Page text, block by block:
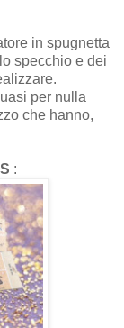
in spugnetta
specchio e dei
per nulla
che hanno,
: